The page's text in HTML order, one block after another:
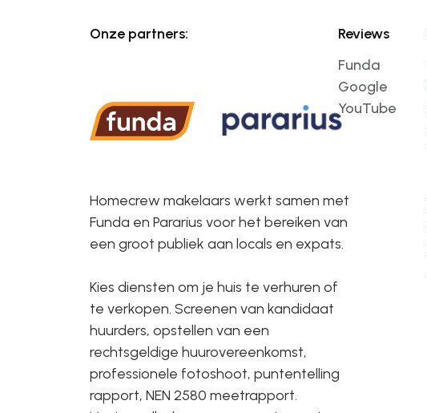
Onze partners:
Homecrew makelaars werkt samen met
Funda en Pararius voor het bereiken van
een groot publiek aan locals en expats.
Kies diensten om je huis te verhuren of
te verkopen. Screenen van kandidaat
huurders, opstellen van een
rechtsgeldige huurovereenkomst,
professionele fotoshoot, puntentelling
rapport, NEN 2580 meetrapport.
Reviews
Funda
Google
YouTube